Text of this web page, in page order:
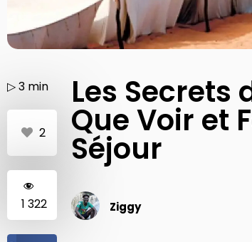
▷3 min
2
1 322
Les Secrets
Que Voir et
Séjour
Ziggy